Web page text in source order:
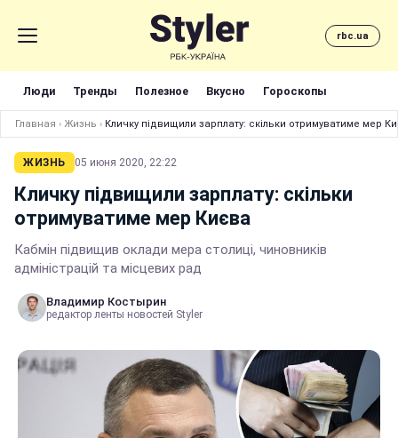
rbc.ua
Люди Тренды Полезное Вкусно Гороскопы
Главная › Жизнь › Кличку підвищили зарплату: скільки отримуватиме мер
ЖИЗНЬ 05 июня 2020, 22:22
Кличку підвищили зарплату: скільки
отримуватиме мер Києва
Кабмін підвищив оклади мера столиці, чиновників
адміністрацій та місцевих рад
Владимир Костырин
редактор ленты новостей Styler